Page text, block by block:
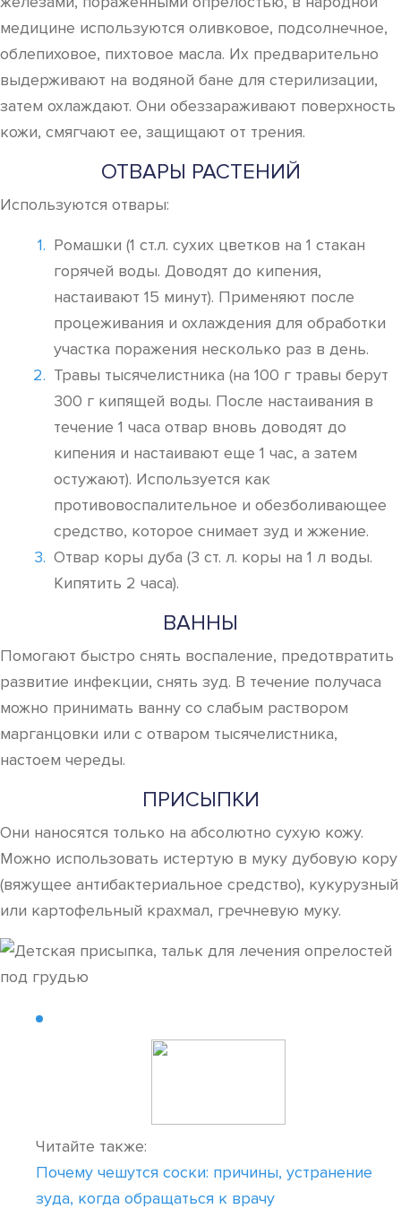
медицине используются оливковое, подсолнечное,
облепиховое, пихтовое масла. Их предварительно
выдерживают на водяной бане для стерилизации,
затем охлаждают. Они обеззараживают поверхность
кожи, смягчают ее, защищают от трения.
ОТВАРЫ РАСТЕНИЙ
Используются отвары:
Ромашки (1 ст.л. сухих цветков на 1 стакан
горячей воды. Доводят до кипения,
настаивают 15 минут). Применяют после
процеживания и охлаждения для обработки
участка поражения несколько раз в день.
Травы тысячелистника (на 100 г травы берут
300 г кипящей воды. После настаивания в
течение 1 часа отвар вновь доводят до
кипения и настаивают еще 1 час, а затем
остужают). Используется как
противовоспалительное и обезболивающее
средство, которое снимает зуд и жжение.
Отвар коры дуба (3 ст. л. коры на 1 л воды.
Кипятить 2 часа).
ВАННЫ
Помогают быстро снять воспаление, предотвратить
развитие инфекции, снять зуд. В течение получаса
можно принимать ванну со слабым раствором
марганцовки или с отваром тысячелистника,
настоем череды.
ПРИСЫПКИ
Они наносятся только на абсолютно сухую кожу.
Можно использовать истертую в муку дубовую кору
(вяжущее антибактериальное средство), кукурузный
или картофельный крахмал, гречневую муку.
Читайте также:
Почему чешутся соски: причины, устранение
зуда, когда обращаться к врачу